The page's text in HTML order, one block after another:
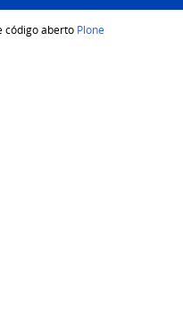
código aberto Plone